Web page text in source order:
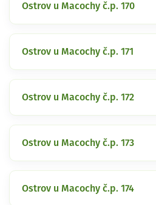
Ostrov u Macochy č.p. 170
Ostrov u Macochy č.p. 171
Ostrov u Macochy č.p. 172
Ostrov u Macochy č.p. 173
Ostrov u Macochy č.p. 174